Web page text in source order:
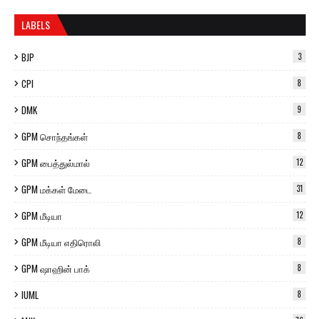
LABELS
BJP 3
CPI 8
DMK 9
GPM சொந்தங்கள் 8
GPM பைத்துல்மால் 12
GPM மக்கள் மேடை 31
GPM மீடியா 12
GPM மீடியா எதிரொலி 8
GPM ஷாஹின் பாக் 8
IUML 8